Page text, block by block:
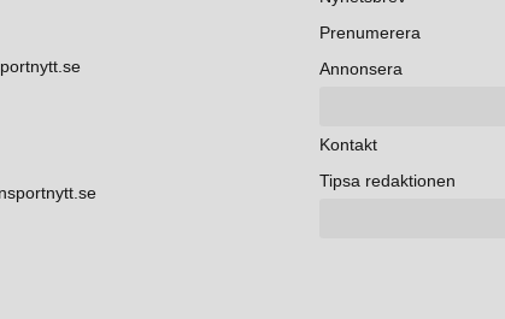
Prenumerera
Annonsera
Kontakt
Tipsa redaktionen